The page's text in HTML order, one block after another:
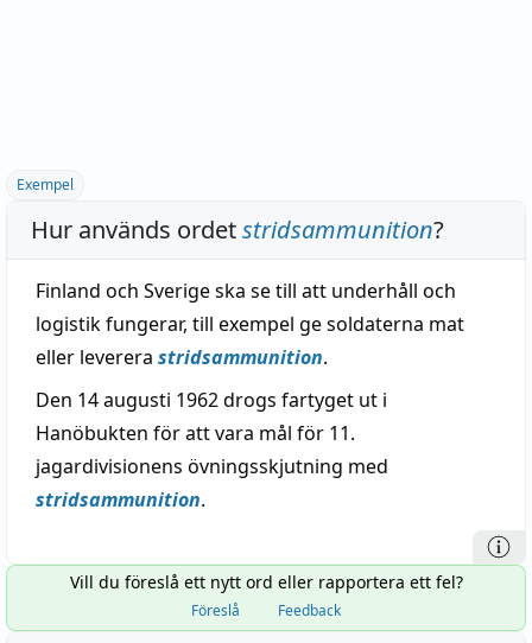
Exempel
Hur används ordetstridsammunition?
Finland och Sverige ska se till att underhåll och
logistik fungerar, till exempel ge soldaterna mat
eller leverera stridsammunition.
Den 14 augusti 1962 drogs fartyget ut i
Hanöbukten för att vara mål för 11.
jagardivisionens övningsskjutning med
stridsammunition.
Vill du föreslå ett nytt ord eller rapportera ett fel?
Föreslå Feedback